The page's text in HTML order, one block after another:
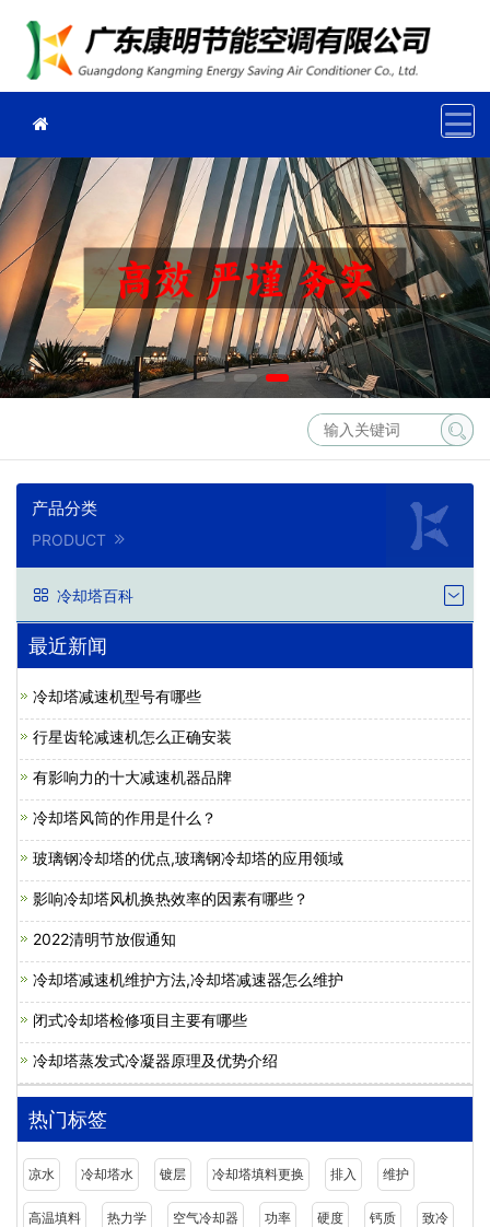
产品分类
PRODUCT
冷却塔百科
最近新闻
冷却塔减速机型号有哪些
行星齿轮减速机怎么正确安装
有影响力的十大减速机器品牌
冷却塔风筒的作用是什么？
玻璃钢冷却塔的优点,玻璃钢冷却塔的应用领域
影响冷却塔风机换热效率的因素有哪些？
2022清明节放假通知
冷却塔减速机维护方法,冷却塔减速器怎么维护
闭式冷却塔检修项目主要有哪些
冷却塔蒸发式冷凝器原理及优势介绍
热门标签
凉水 冷却塔水 镀层 冷却塔填料更换 排入 维护
高温填料 热力学 空气冷却器 功率 硬度 钙质 致冷